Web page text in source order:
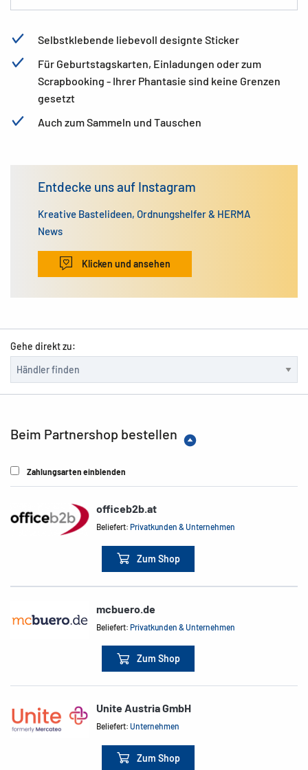
Selbstklebende liebevoll designte Sticker
Für Geburtstagskarten, Einladungen oder zum
Scrapbooking - Ihrer Phantasie sind keine Grenzen
gesetzt
Auch zum Sammeln und Tauschen
Entdecke uns auf Instagram
Kreative Bastelideen, Ordnungshelfer & HERMA
News
Klicken und ansehen
Gehe direkt zu:
Beim Partnershop bestellen
Zahlungsarten einblenden
officeb2b.at
Beliefert:Privatkunden & Unternehmen
Zum Shop
mcbuero.de
Beliefert:Privatkunden & Unternehmen
Zum Shop
Unite Austria GmbH
Beliefert:Unternehmen
Zum Shop